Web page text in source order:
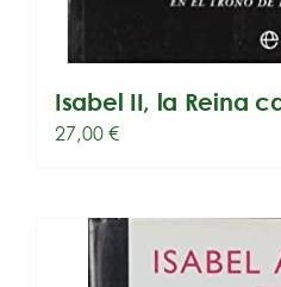
Isabel II, la Reina
27,00€